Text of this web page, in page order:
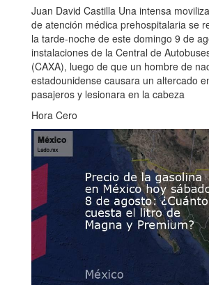
Juan David Castilla Una intensa
de atención médica prehospitalaria se
la tarde-noche de este domingo 9 de
instalaciones de la Central de
(CAXA), luego de que un hombre de
estadounidense causara un altercado
pasajeros y lesionara en la cabeza
Hora Cero